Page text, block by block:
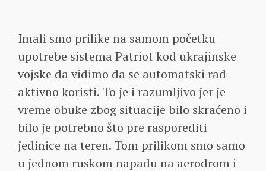
Imali smo prilike na samom početku
upotrebe sistema Patriot kod ukrajinske
vojske da vidimo da se automatski rad
aktivno koristi. To je i razumljivo jer je
vreme obuke zbog situacije bilo skraćeno i
bilo je potrebno što pre rasporediti
jedinice na teren. Tom prilikom smo samo
u jednom ruskom napadu na aerodrom i